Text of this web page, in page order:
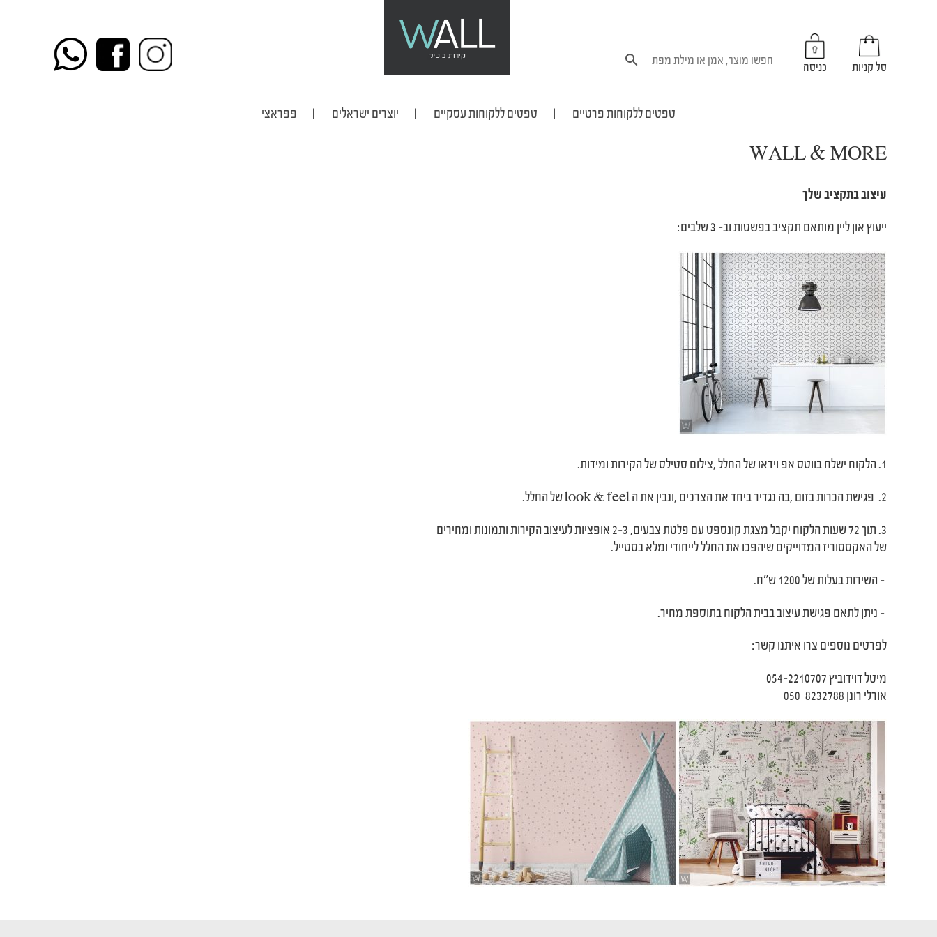
סל קניות כניסה
טפטים ללקוחות פרטיים טפטים ללקוחות עסקיים יוצרים ישראלים פפראצי
WALL & MORE
עיצוב‭ ‬בתקציב‭ ‬שלך
ייעוץ‭ ‬און‭ ‬ליין‭ ‬מותאם‭ ‬תקציב‭ ‬בפשטות‭ ‬וב-‭ ‬3‭ ‬שלבים‭:‬
1. הלקוח‭ ‬ישלח‭ ‬בווטס‭ ‬אפ‭ ‬וידאו‭ ‬של‭ ‬החלל‭, ‬צילום‭ ‬סטילס‭ ‬של‭ ‬הקירות‭ ‬ומידות‭.‬
2. ‬ פגישת‭ ‬הכרות‭ ‬בזום‭, ‬בה‭ ‬נגדיר‭ ‬ביחד‭ ‬את‭ ‬הצרכים‭, ‬ונבין‭ ‬את‭ ‬ה‭ ‬look‭ ‬&‭ ‬feel‭ ‬של‭ ‬החלל‭.‬
3. ‬תוך‭ ‬72‭ ‬שעות‭ ‬הלקוח‭ ‬יקבל‭ ‬מצגת‭ ‬קונספט‭ ‬עם‭ ‬פלטת‭ ‬צבעים,‭ ‬2-3‭ ‬אופציות‭ ‬לעיצוב‭ ‬הקירות ‬ותמונות‭ ‬ומחירים‭
של‭ ‬האקססוריז‭ ‬המדוייקים‭ ‬שיהפכו‭ ‬את‭ ‬החלל‭ ‬לייחודי‭ ‬ומלא‭ ‬בסטייל‭.‬
‭- ‬ השירות‭ ‬בעלות‭ ‬של‭ ‬1200‭ ‬ש”ח.
‭- ‬ ניתן‭ ‬לתאם‭ ‬פגישת‭ ‬עיצוב‭ ‬בבית‭ ‬הלקוח‭ ‬בתוספת‭ ‬מחיר.
לפרטים נוספים צרו איתנו קשר:
מיטל דוידוביץ 054-2210707
אורלי רונן 050-8232788